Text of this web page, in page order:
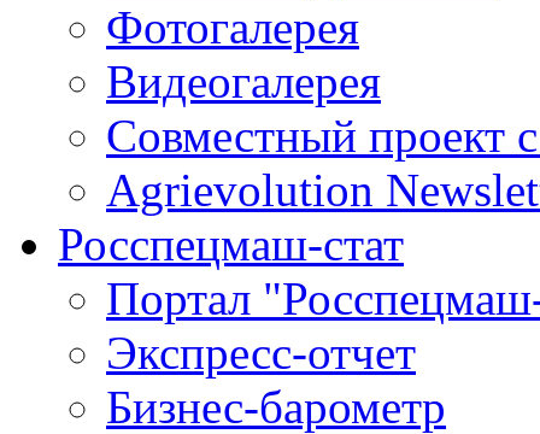
Фотогалерея
Видеогалерея
Совместный проект
Agrievolution
Росспецмаш-стат
Портал
Экспресс-отчет
Бизнес-барометр